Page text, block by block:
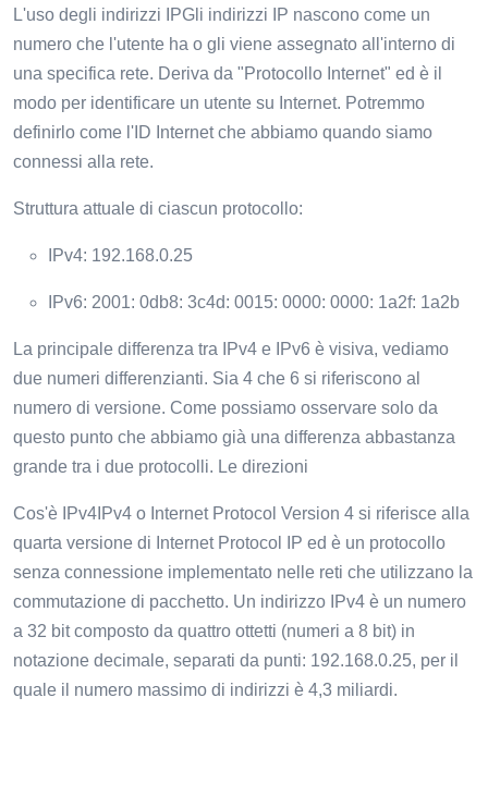
L'uso degli indirizzi IPGli indirizzi IP nascono come un
numero che l'utente ha o gli viene assegnato all'interno di
una specifica rete. Deriva da "Protocollo Internet" ed è il
modo per identificare un utente su Internet. Potremmo
definirlo come l'ID Internet che abbiamo quando siamo
connessi alla rete.
Struttura attuale di ciascun protocollo:
IPv4: 192.168.0.25
IPv6: 2001: 0db8: 3c4d: 0015: 0000: 0000: 1a2f: 1a2b
La principale differenza tra IPv4 e IPv6 è visiva, vediamo
due numeri differenzianti. Sia 4 che 6 si riferiscono al
numero di versione. Come possiamo osservare solo da
questo punto che abbiamo già una differenza abbastanza
grande tra i due protocolli. Le direzioni
Cos'è IPv4IPv4 o Internet Protocol Version 4 si riferisce alla
quarta versione di Internet Protocol IP ed è un protocollo
senza connessione implementato nelle reti che utilizzano la
commutazione di pacchetto. Un indirizzo IPv4 è un numero
a 32 bit composto da quattro ottetti (numeri a 8 bit) in
notazione decimale, separati da punti: 192.168.0.25, per il
quale il numero massimo di indirizzi è 4,3 miliardi.